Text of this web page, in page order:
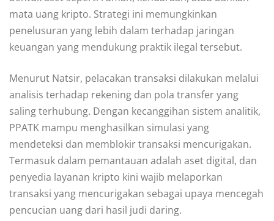
mata uang kripto. Strategi ini memungkinkan
penelusuran yang lebih dalam terhadap jaringan
keuangan yang mendukung praktik ilegal tersebut.
Menurut Natsir, pelacakan transaksi dilakukan melalui
analisis terhadap rekening dan pola transfer yang
saling terhubung. Dengan kecanggihan sistem analitik,
PPATK mampu menghasilkan simulasi yang
mendeteksi dan memblokir transaksi mencurigakan.
Termasuk dalam pemantauan adalah aset digital, dan
penyedia layanan kripto kini wajib melaporkan
transaksi yang mencurigakan sebagai upaya mencegah
pencucian uang dari hasil judi daring.